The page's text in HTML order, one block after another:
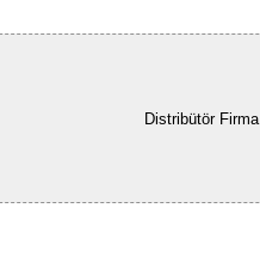
Distribütör Firma